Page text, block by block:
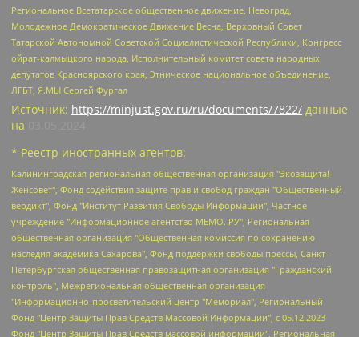
Региональное Всетатарское общественное движение, Невоград,
Молодежное Демократическое Движение Весна, Верховный Совет
Татарской Автономной Советской Социалистической Республики, Конгресс
ойрат-калмыцкого народа, Исполнительный комитет совета народных
депутатов Красноярского края, Этническое национальное объединение,
ЛГБТ, Я.МЫ Сергей Фургал
Источник: https://minjust.gov.ru/ru/documents/7822/ данные
на
* Реестр иностранных агентов:
Калининградская региональная общественная организация "Экозащита!-Женсовет", Фонд содействия защите прав и свобод граждан "Общественный вердикт", Фонд "Институт Развития Свободы Информации", Частное учреждение "Информационное агентство МЕМО. РУ", Региональная общественная организация "Общественная комиссия по сохранению наследия академика Сахарова", Фонд поддержки свободы прессы, Санкт-Петербургская общественная правозащитная организация "Гражданский контроль", Межрегиональная общественная организация "Информационно-просветительский центр "Мемориал", Региональный Фонд "Центр Защиты Прав Средств Массовой Информации", с 05.12.2023 Фонд "Центр Защиты Прав Средств массовой информации", Региональная общественная благотворительная организация помощи беженцам и мигрантам "Гражданское содействие", Негосударственное образовательное учреждение дополнительного профессионального образования (повышение квалификации) специалистов "АКАДЕМИЯ ПО ПРАВАМ ЧЕЛОВЕКА", Свердловская региональная общественная организация "Сутяжник", Автономная некоммерческая организация "Центр независимых социологических исследований", Союз общественных объединений "Российский исследовательский центр по правам человека", Региональное общественное учреждение научно-информационный центр "МЕМОРИАЛ", Некоммерческая организация "Фонд защиты гласности", Автономная некоммерческая организация "Институт прав человека", Городская общественная организация "Екатеринбургское общество "МЕМОРИАЛ", Городская общественная организация "Рязанское историко-просветительское и правозащитное общество "Мемориал" (Рязанский Мемориал), Челябинский региональный орган общественной самодеятельности – женское общественное объединение "Женщины Евразии", Челябинский региональный орган общественной самодеятельности "Уральская правозащитная группа", Фонд содействия защите здоровья и социальной справедливости имени Андрея Рылькова, Автономная Некоммерческая Организация "Аналитический Центр Юрия Левады", Автономная некоммерческая организация социальной поддержки населения "Проект Апрель", Региональная общественная организация помощи женщинам и детям, находящимся в кризисной ситуации "Информационно-методический центр "Анна", Фонд содействия развитию массовых коммуникаций и правовому просвещению "Так-так-Так", Фонд содействия устойчивому развитию "Серебряная тайга", Свердловский региональный общественный фонд социальных проектов "Новое время", "Idel.Реалии", Кавказ.Реалии, Крым.Реалии, Телеканал Настоящее Время, Татаро-башкирская служба Радио Свобода (Azatliq Radiosi), Радио Свободная Европа/Радио Свобода (PCE/PC), "Сибирь.Реалии", "Фактограф", Благотворительный фонд помощи осужденным и их семьям, Автономная некоммерческая организация "Институт глобализации и социальных движений", Фонд "В защиту прав заключенных", Частное учреждение "Центр поддержки и содействия развитию средств массовой информации", Пензенский региональный общественный благотворительный фонд "Гражданский союз", "Север.Реалии", Некоммерческая организация Фонд "Правовая инициатива", Общество с ограниченной ответственностью "Радио Свободная Европа/Радио Свобода", Чешское информационное агентство "MEDIUM-ORIENT", Красноярская региональная общественная организация "Мы против СПИДа", Камалягин Денис Николаевич, Маркелов Сергей Евгеньевич, Пономарев Лев Александрович, Савицкая Людмила Алексеевна, Автономная некоммерческая организация "Центр по работе с проблемой насилия "НАСИЛИЮ.НЕТ", Межрегиональный профессиональный союз работников здравоохранения "Альянс врачей", Юридическое лицо, зарегистрированное в Латвийской Республике, SIA "Medusa Project" (регистрационный номер 40103797863, дата регистрации 10.06.2014), Некоммерческая организация "Фонд по борьбе с коррупцией", Автономная некоммерческая организация "Институт права и публичной политики", Баданин Роман Сергеевич, Гликин Максим Александрович, Железнова Мария Михайловна, Лукьянова Юлия Сергеевна, Маетная Елизавета Витальевна, Маняхин Петр Борисович, Чуракова Ольга Владимировна, Ярош Юлия Петровна, Юридическое лицо "The Insider SIA", зарегистрированное в Риге, Латвийская Республика (дата регистрации 26.06.2015), являющееся администратором доменного имени интернет-издания "The Insider SIA", https://theins.ru, Постернак Алексей Евгеньевич, Рубин Михаил Аркадьевич, Анин Роман Александрович, Юридическое лицо Istories fonds, зарегистрированное в Латвийской Республике (регистрационный номер 50008295751, дата регистрации 24.02.2020), Великовский Дмитрий Александрович, Долинина Ирина Николаевна, Мароховская Алеся Алексеевна, Шлейнов Роман Юрьевич, Шмагун Олеся Валентиновна, Общество с ограниченной ответственностью "Альтаир 2021", Общество с ограниченной ответственностью "Вега 2021", Общество с ограниченной ответственностью "Главный редактор 2021", Общество с ограниченной ответственностью "Ромашки монолит", Важенков Артем Валерьевич, Ивановская областная общественная организация "Центр гендерных исследований", Гурман Юрий Альбертович, Медиапроект "ОВД-Инфо", Егоров Владимир Владимирович, Жилинский Владимир Александрович, Общество с ограниченной ответственностью "ЗП", Иванова София Юрьевна, Карезина Инна Павловна, Кильтау Екатерина Викторовна, Петров Алексей Викторович, Пискунов Сергей Евгеньевич, Смирнов Сергей Сергеевич, Тихонов Михаил Сергеевич, Общество с ограниченной ответственностью "ЖУРНАЛИСТ-ИНОСТРАННЫЙ АГЕНТ", Арапова Галина Юрьевна, Вольтская Татьяна Анатольевна, Американская компания "Mason G.E.S. Anonymous Foundation" (США), являющаяся владельцем интернет-издания https://mnews.world/, Компания "Stichting Bellingcat", зарегистрированная в Нидерландах (дата регистрации 11.07.2018), Захаров Андрей Вячеславович, Клепиковская Екатерина Дмитриевна, Общество с ограниченной ответственностью "МЕМО", Перл Роман Александрович, Симонов Евгений Алексеевич, Соловьева Елена Анатольевна, Сотников Даниил Владимирович, Сурначева Елизавета Дмитриевна, Автономная некоммерческая организация по защите прав человека и информированию населения "Якутия – Наше Мнение", Общество с ограниченной ответственностью "Москоу диджитал медиа", с 26.01.2023 Общество с ограниченной ответственностью "Чайка Белые сады", Ветошкина Валерия Валерьевна, Заговора Максим Александрович, Межрегиональное общественное движение "Российская ЛГБТ - сеть", Оленичев Максим Владимирович, Павлов Иван Юрьевич, Скворцова Елена Сергеевна, Общество с ограниченной ответственностью "Как бы инагент", Кочетков Игорь Викторович, Общество с ограниченной ответственностью "Честные выборы", Еланчик Олег Александрович, Общество с ограниченной ответственностью "Нобелевский призыв", Гималова Регина Эмилевна, Григорьев Андрей Валерьевич, Григорьева Алина Александровна, Ассоциация по содействию защите прав призывников, альтернативнослужащих и военнослужащих "Правозащитная группа "Гражданин.Армия.Право", Хисамова Регина Фаритовна, Автономная некоммерческая организация по реализации социально-правовых программ "Лилит", Дальневосточное общественное движение "Маяк", Санкт-Петербургская ЛГБТ-инициативная группа "Выход", Инициативная группа ЛГБТ+ "Реверс", Алексеев Андрей Викторович, Бекбулатова Таисия Львовна, Беляев Иван Михайлович, Владыкина Елена Сергеевна, Гельман Марат Александрович, Никульшина Вероника Юрьевна, Толоконникова Надежда Андреевна, Шендерович Виктор Анатольевич, Общество с ограниченной ответственностью "Данное сообщение", Общество с ограниченной ответственностью Издательский дом "Новая глава", Айнбиндер Александра Александровна, Московский комьюнити-центр для ЛГБТ+инициатив, Благотворительный фонд развития филантропии, Deutsche Welle (Германия, Kurt-Schumacher-Strasse 3, 53113 Bonn), Борзунова Мария Михайловна, Воробьев Виктор Викторович, Голубева Анна Львовна, Константинова Алла Михайловна, Малкова Ирина Владимировна, Мурадов Мурад Абдулгалимович, Осетинская Елизавета Николаевна, Понасенков Евгений Николаевич, Ганапольский Матвей Юрьевич, Киселев Евгений Алексеевич, Борухович Ирина Григорьевна, Дремин Иван Тимофеевич, Дубровский Дмитрий Викторович, Красноярская региональная общественная организация поддержки и развития альтернативных образовательных технологий и межкультурных коммуникаций "ИНТЕРРА", Маяковская Екатерина Алексеевна, Фейгин Марк Захарович, Филимонов Андрей Викторович, Дзугкоева Регина Николаевна, Доброхотов Роман Александрович, Дудь Юрий Александрович, Елкин Сергей Владимирович, Кругликов Кирилл Игоревич, Сабунаева Мария Леонидовна, Семенов Алексей Владимирович, Шаинян Карен Багратович, Шульман Екатерина Михайловна, Асафьев Артур Валерьевич, Вахштайн Виктор Семенович, Венедиктов Алексей Алексеевич, Лушникова Екатерина Евгеньевна, Волков Леонид Михайлович, Невзоров Александр Глебович, Пархоменко Сергей Борисович, Сироткин Ярослав Николаевич, Кара-Мурза Владимир Владимирович, Баранова Наталья Владимировна, Гозман Леонид Яковлевич, Кагарлицкий Борис Юльевич, Климарев Михаил Валерьевич, Милов Владимир Станиславович, Автономная некоммерческая организация Краснодарский центр современного искусства "Типография", Моргенштерн Алишер Тагирович, Соболь Любовь Эдуардовна, Общество с ограниченной ответственностью "ЛИЗА НОРМ", Каспаров Гарри Кимович, Ходорковский Михаил Борисович, Общество с ограниченной ответственностью "Апрельские тезисы", Данилович Ирина Брониславовна, Кашин Олег Владимирович, Петров Николай Владимирович, Пивоваров Алексей Владимирович, Соколов Михаил Владимирович, Цветкова Юлия Владимировна, Чичваркин Евгений Александрович, Комитет против пыток/Команда против пыток, Общество с ограниченной ответственностью "Первый научный", Общество с ограниченной ответственностью "Вертолет и ко", Белоцерковская Вероника Борисовна, Кац Максим Евгеньевич, Лазарева Татьяна Юрьевна, Шаведдинов Руслан Табризович, Яшин Илья Валерьевич, Общество с ограниченной ответственностью "Иноагент ААВ", Алешковский Дмитрий Петрович, Альбац Евгения Марковна, Быков Дмитрий Львович, Галямина Юлия Евгеньевна, Лойко Сергей Леонидович, Мартынов Кирилл Константинович, Медведев Сергей Александрович, Крашенинников Федор Геннадиевич, Гордеева Катерина Вл